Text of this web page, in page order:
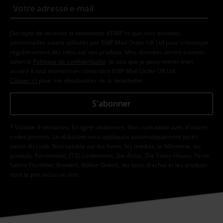
J’accepte de recevoir la newsletter d’EMP et que mes données
personnelles soient utilisées par EMP Mail Order UK Ltd pour m’envoyer
régulièrement des infos sur ses produits. Mes données seront traitées
selon la
Politique de confidentialité . Je sais que je peux retirer mon
accord à tout moment en contactant EMP Mail Order UK Ltd.
Cliquer ici pour me désabonner de la newsletter.
S'abonner
* Valable 4 semaines. En ligne seulement. Non cumulable avec d'autres
codes promos. La réduction sera appliquée automatiquement après
saisie du code. Non valable sur les livres, les médias, la billetterie, les
produits Rammstein, (Till) Lindemann, Die Ärzte, Die Toten Hosen, Feine
Sahne Fischfilet, Broilers, Böhse Onkelz, les bons d'achat et les produits
dont le prix inclut un don.